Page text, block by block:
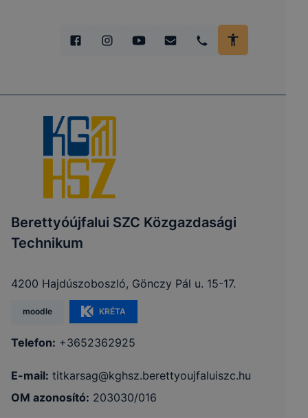
Berettyóújfalui SZC Közgazdasági
Technikum
4200 Hajdúszoboszló, Gönczy Pál u. 15-17.
moodle KRÉTA
Telefon: +3652362925
E-mail: titkarsag@kghsz.berettyoujfaluiszc.hu
OM azonosító: 203030/016